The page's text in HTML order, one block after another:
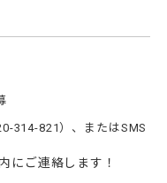
314-821）、またはSMS
にご連絡します！